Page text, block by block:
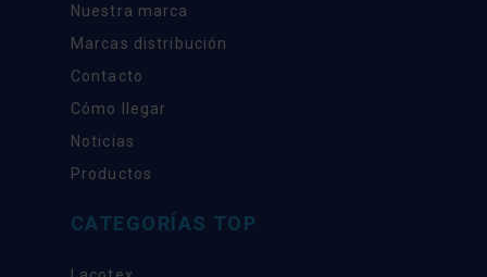
Nuestra marca
Marcas distribución
Contacto
Cómo llegar
Noticias
Productos
CATEGORÍAS TOP